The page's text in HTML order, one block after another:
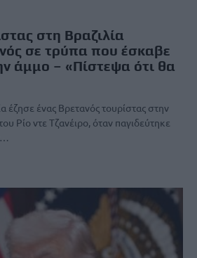
στη Βραζιλία
σε τρύπα που έσκαβε
άμμο – «Πίστεψα ότι θα
έζησε ένας Βρετανός τουρίστας στην
Ρίο ντε Τζανέιρο, όταν παγιδεύτηκε